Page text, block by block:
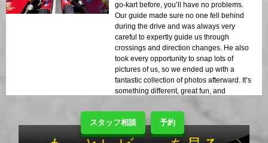
スタッフ相談 予約
go-kart before, you’ll have no problems.
Our guide made sure no one fell behind
during the drive and was always very
careful to expertly guide us through
crossings and direction changes. He also
took every opportunity to snap lots of
pictures of us, so we ended up with a
fantastic collection of photos afterward. It’s
something different, great fun, and